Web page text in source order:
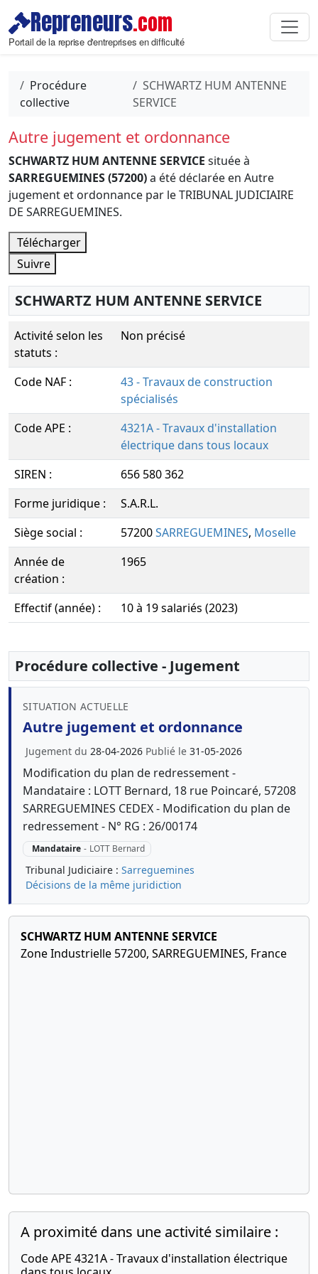
Repreneurs.com
Portail de la reprise d'entreprises en difficulté
Procédure
collective
SCHWARTZ HUM ANTENNE
SERVICE
Autre jugement et ordonnance
SCHWARTZ HUM ANTENNE SERVICE située à
SARREGUEMINES (57200)a été déclarée en Autre
jugement et ordonnance par le TRIBUNAL JUDICIAIRE
DE SARREGUEMINES.
Télécharger
Suivre
SCHWARTZ HUM ANTENNE SERVICE
Activité selon les
statuts :
Non précisé
Code NAF :
43 - Travaux de construction
spécialisés
Code APE :
4321A - Travaux d'installation
électrique dans tous locaux
SIREN :
656 580 362
Forme juridique :
S.A.R.L.
Siège social :
57200SARREGUEMINES, Moselle
Année de
création :
1965
Effectif (année) : 10 à 19 salariés (2023)
Procédure collective - Jugement
SITUATION ACTUELLE
Autre jugement et ordonnance
Jugement du 28-04-2026 Publié le 31-05-2026
Modification du plan de redressement -
Mandataire : LOTT Bernard, 18 rue Poincaré, 57208
SARREGUEMINES CEDEX - Modification du plan de
redressement - N° RG : 26/00174
Mandataire - LOTT Bernard
Tribunal Judiciaire : Sarreguemines
Décisions de la même juridiction
SCHWARTZ HUM ANTENNE SERVICE
Zone Industrielle 57200, SARREGUEMINES, France
A proximité dans une activité similaire :
Code APE 4321A - Travaux d'installation électrique